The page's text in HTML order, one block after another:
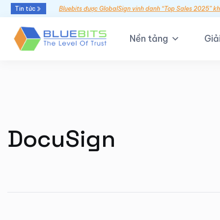
Tin tức Bluebits được GlobalSign vinh danh “Top Sales 2025”
Nền tảng
DocuSign